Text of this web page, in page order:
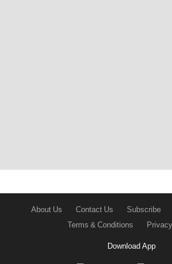
About Us Contact Us Subscribe
Terms & Conditions
Download App